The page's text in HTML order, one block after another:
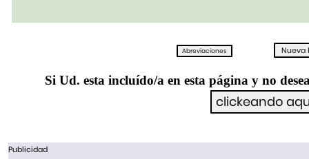
Si Ud. esta incluído/a en esta página y no
Publicidad